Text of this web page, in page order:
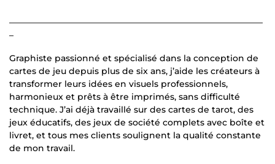
Graphiste passionné et spécialisé dans la conception de
cartes de jeu depuis plus de six ans, j’aide les créateurs à
transformer leurs idées en visuels professionnels,
harmonieux et prêts à être imprimés, sans difficulté
technique. J’ai déjà travaillé sur des cartes de tarot, des
jeux éducatifs, des jeux de société complets avec boîte et
livret, et tous mes clients soulignent la qualité constante
de mon travail.